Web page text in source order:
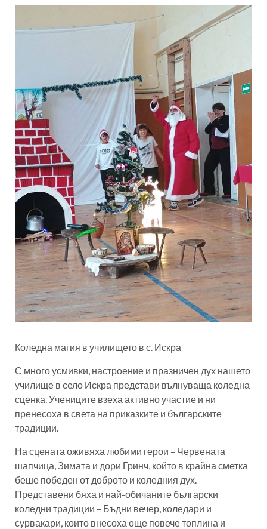
Коледна магия в училището в с. Искра
С много усмивки, настроение и празничен дух нашето
училище в село Искра представи вълнуваща коледна
сценка. Учениците взеха активно участие и ни
пренесоха в света на приказките и българските
традиции.
На сцената оживяха любими герои – Червената
шапчица, Зимата и дори Гринч, който в крайна сметка
беше победен от доброто и коледния дух.
Представени бяха и най-обичаните български
коледни традиции – Бъдни вечер, коледари и
сурвакари, които внесоха още повече топлина и